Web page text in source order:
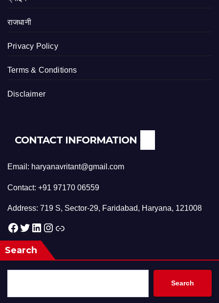
राजधानी
Privacy Policy
Terms & Conditions
Disclaimer
CONTACT INFORMATION
Email: haryanavritant@gmail.com
Contact: +91 97170 06559
Address: 719 S, Sector-29, Faridabad, Haryana, 121008
Facebook Twitter LinkedIn Instagram Link
Search
Search